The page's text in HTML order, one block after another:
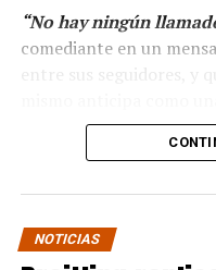
“No hay ningún
comediante en un
entre sus seguidores, y
en el tiempo.
“Hola a
pasado
NOTICIAS